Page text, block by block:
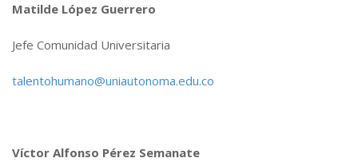
Matilde López Guerrero
Jefe Comunidad Universitaria
talentohumano@uniautonoma.edu.co
Víctor Alfonso Pérez Semanate